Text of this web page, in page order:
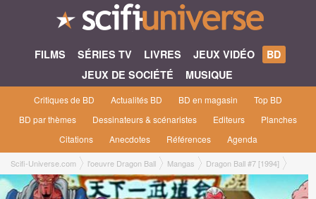
FILMS SÉRIES TV LIVRES JEUX VIDÉO
BD
JEUX DE SOCIÉTÉ
MUSIQUE
Critiques de BD Actualités BD BD en magasin
Top BD
BD par thèmes
Dessinateurs & scénaristes Editeurs
Planches
Citations
Anecdotes Références Agenda
Scifi-Universe.com l'oeuvre Dragon Ball Mangas Dragon Ball #7 [1994]